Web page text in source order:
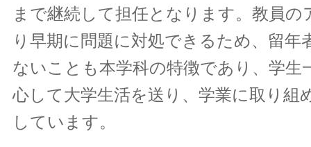
まで継続して担任となります。教員の
り早期に問題に対処できるため、留年
ないことも本学科の特徴であり、学生
心して大学生活を送り、学業に取り組
しています。